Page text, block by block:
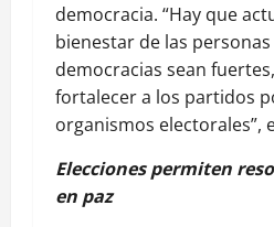
democracia. “Hay que
bienestar de las
democracias sean
fortalecer a los partidos
organismos electorales”,
Elecciones permiten
en paz